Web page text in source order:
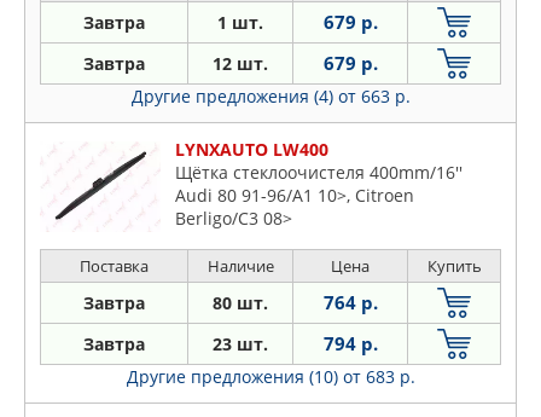
Завтра 1 шт. 679 р.
Завтра 12 шт. 679 р.
Другие предложения (4) от 663 р.
LYNXAUTO LW400
Щётка стеклоочистеля 400mm/16''
Audi 80 91-96/A1 10>, Citroen
Berligo/C3 08>
Поставка Наличие Цена Купить
Завтра 80 шт. 764 р.
Завтра 23 шт. 794 р.
Другие предложения (10) от 683 р.